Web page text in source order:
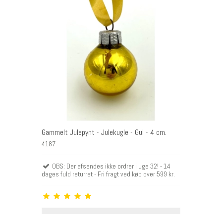
Gammelt Julepynt - Julekugle - Gul - 4 cm.
4187
OBS: Der afsendes ikke ordrer i uge 32! - 14
dages fuld returret - Fri fragt ved køb over 599 kr.